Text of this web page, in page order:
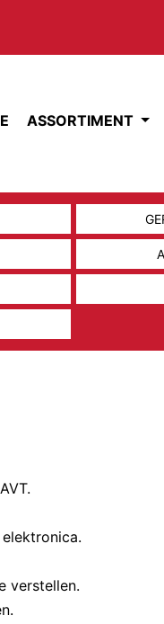
ASSORTIMENT
verstellen.